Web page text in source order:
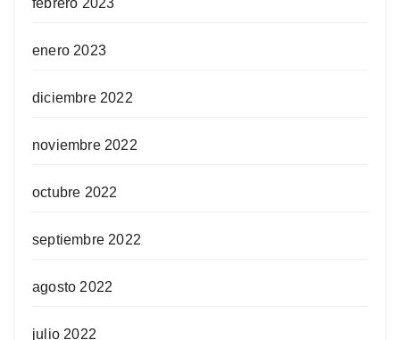
febrero 2023
enero 2023
diciembre 2022
noviembre 2022
octubre 2022
septiembre 2022
agosto 2022
julio 2022